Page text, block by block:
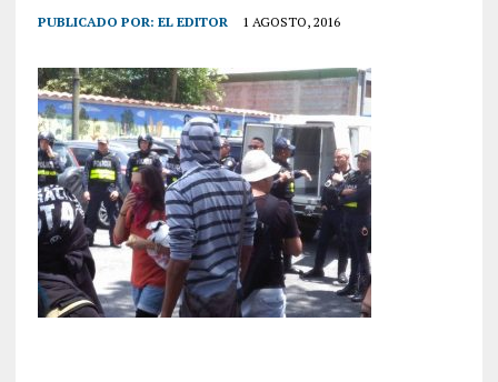
PUBLICADO POR: EL EDITOR 1 AGOSTO, 2016